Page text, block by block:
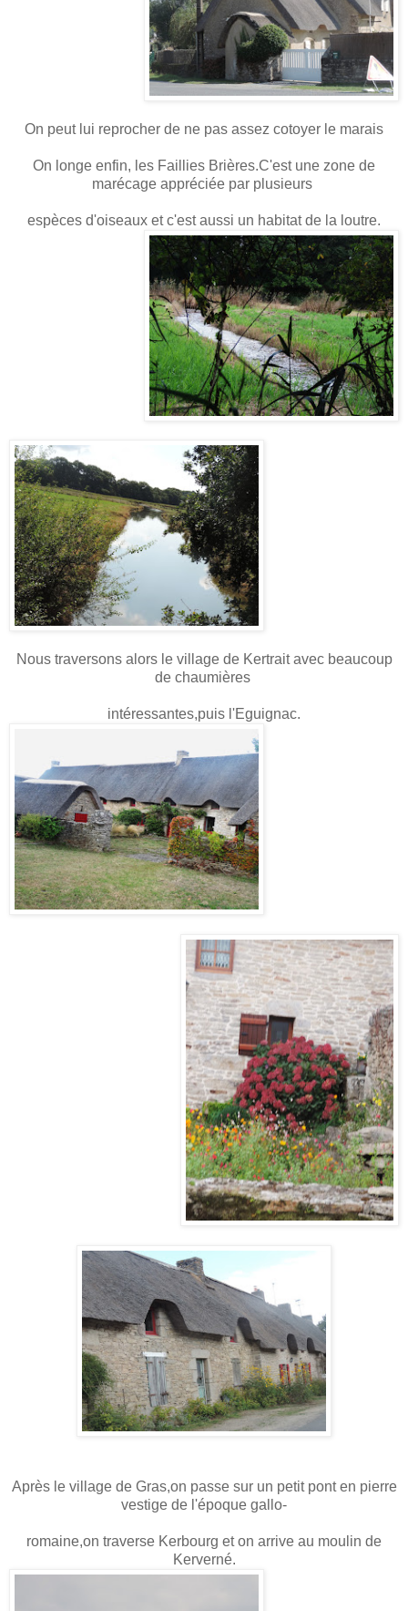
On peut lui reprocher de ne pas assez cotoyer le marais
On longe enfin, les Faillies Brières.C'est une zone de
marécage appréciée par plusieurs
espèces d'oiseaux et c'est aussi un habitat de la loutre.
Nous traversons alors le village de Kertrait avec beaucoup
de chaumières
intéressantes,puis l'Eguignac.
Après le village de Gras,on passe sur un petit pont en pierre
vestige de l'époque gallo-
romaine,on traverse Kerbourg et on arrive au moulin de
Kerverné.